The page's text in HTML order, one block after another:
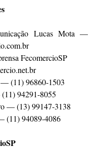
FecomercioSP
(11) 96860-1503
94291-8055
— (13) 99147-3138
(11) 94089-4086